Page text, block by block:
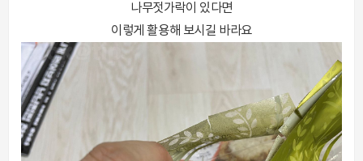
나무젓가락이 있다면
이렇게 활용해 보시길 바라요